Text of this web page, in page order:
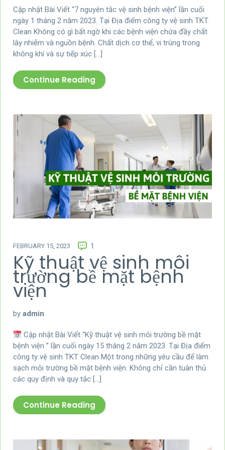
Cập nhật Bài Viết “7 nguyên tắc vệ sinh bệnh viện” lần cuối
ngày 1 tháng 2 năm 2023. Tại Địa điểm công ty vệ sinh TKT
Clean Không có gì bất ngờ khi các bệnh viện chứa đầy chất
lây nhiễm và nguồn bệnh. Chất dịch cơ thể, vi trùng trong
không khí và sự tiếp xúc […]
Continue Reading
FEBRUARY 15, 2023 1
Kỹ thuật vệ sinh môi
trường bề mặt bệnh
viện
by admin
Cập nhật Bài Viết “Kỹ thuật vệ sinh môi trường bề mặt
bệnh viện ” lần cuối ngày 15 tháng 2 năm 2023. Tại Địa điểm
công ty vệ sinh TKT Clean Một trong những yêu cầu để làm
sạch môi trường bề mặt bệnh viện. Không chỉ cần tuân thủ
các quy định và quy tắc […]
Continue Reading